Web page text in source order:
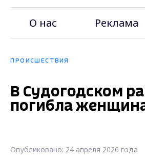
О нас Реклама
ПРОИСШЕСТВИЯ
В Судогодском
погибла
Опубликовано: 24 апреля 2026 года